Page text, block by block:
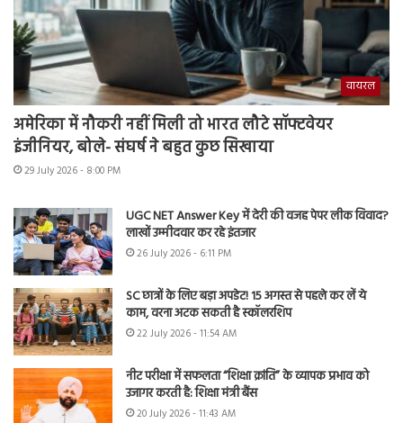
वायरल
अमेरिका में नौकरी नहीं मिली तो भारत लौटे सॉफ्टवेयर
इंजीनियर, बोले- संघर्ष ने बहुत कुछ सिखाया
29 July 2026 - 8:00 PM
UGC NET Answer Key में देरी की वजह पेपर लीक विवाद?
लाखों उम्मीदवार कर रहे इंतजार
26 July 2026 - 6:11 PM
SC छात्रों के लिए बड़ा अपडेट! 15 अगस्त से पहले कर लें ये
काम, वरना अटक सकती है स्कॉलरशिप
22 July 2026 - 11:54 AM
नीट परीक्षा में सफलता “शिक्षा क्रांति” के व्यापक प्रभाव को
उजागर करती है: शिक्षा मंत्री बैंस
20 July 2026 - 11:43 AM